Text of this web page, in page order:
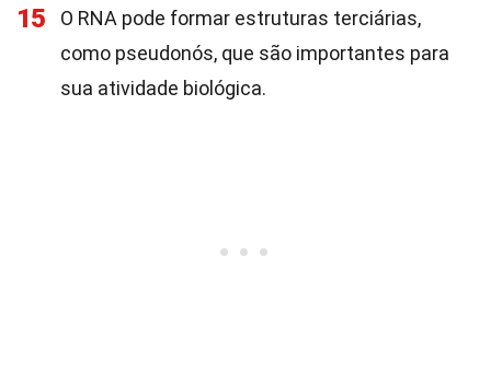
15
O RNA pode formar estruturas terciárias,
como pseudonós, que são importantes para
sua atividade biológica.